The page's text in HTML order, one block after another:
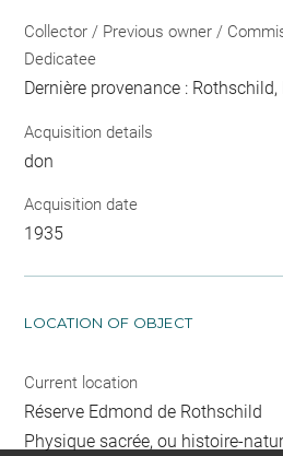
Collector / Previous owner /
Dedicatee
Dernière provenance :
Acquisition details
don
Acquisition date
1935
LOCATION OF OBJECT
Current location
Réserve Edmond de Rothschild
Physique sacrée, ou histoire-